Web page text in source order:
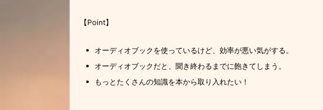
【Point】
オーディオブックを使っているけど、効率が悪い気がする。
オーディオブックだと、聞き終わるまでに飽きてしまう。
もっとたくさんの知識を本から取り入れたい！